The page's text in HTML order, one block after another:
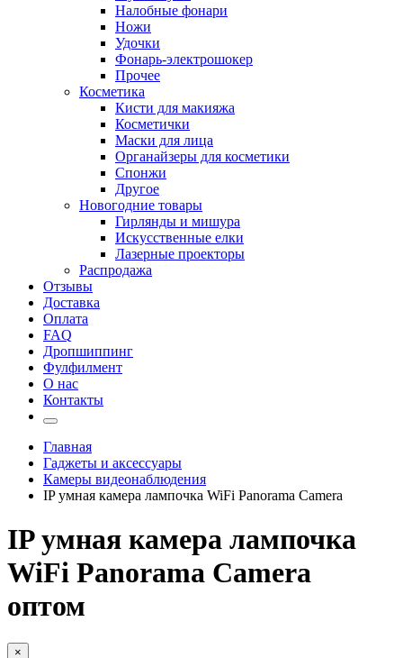
Налобные фонари
Ножи
Удочки
Фонарь-электрошокер
Прочее
Косметика
Кисти для макияжа
Косметички
Маски для лица
Органайзеры для косметики
Спонжи
Другое
Новогодние товары
Гирлянды и мишура
Искусственные елки
Лазерные проекторы
Распродажа
Отзывы
Доставка
Оплата
FAQ
Дропшиппинг
Фулфилмент
О нас
Контакты
Главная
Гаджеты и аксессуары
Камеры видеонаблюдения
IP умная камера лампочка WiFi Panorama Camera
IP умная камера лампочка
WiFi Panorama Camera
оптом
×